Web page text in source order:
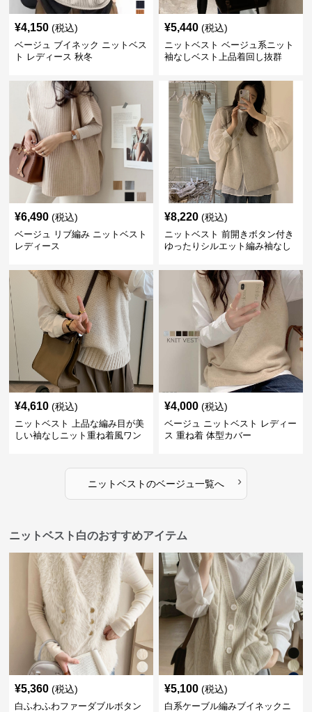
¥4,150 (税込)
ベージュ ブイネック ニットベス
ト レディース 秋冬
¥5,440 (税込)
ニットベスト ベージュ系ニット
袖なしベスト上品着回し抜群
¥6,490 (税込)
ベージュ リブ編み ニットベスト
レディース
¥8,220 (税込)
ニットベスト 前開きボタン付き
ゆったりシルエット編み袖なし
¥4,610 (税込)
ニットベスト 上品な編み目が美
しい袖なしニット重ね着風ワン
¥4,000 (税込)
ベージュ ニットベスト レディー
ス 重ね着 体型カバー
ニットベストのベージュ 一覧へ ›
ニットベスト白のおすすめアイテム
¥5,360 (税込)
白ふわふわファーダブルボタン
¥5,100 (税込)
白系ケーブル編みブイネックニ